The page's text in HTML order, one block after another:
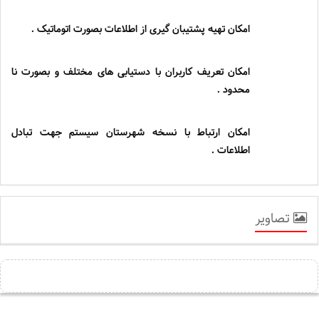
امکان تهیه پشتیبان گیری از اطلاعات بصورت اتوماتیک .
امکان تعریف کاربران با دستیابی های مختلف و بصورت نا
محدود .
امکان ارتباط با نسخه شهرستان سیستم جهت تبادل
اطلاعات .
تصاویر